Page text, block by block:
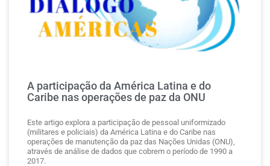
A participação da América Latina e do
Caribe nas operações de paz da ONU
Este artigo explora a participação de pessoal uniformizado
(militares e policiais) da América Latina e do Caribe nas
operações de manutenção da paz das Nações Unidas (ONU),
através de análise de dados que cobrem o período de 1990 a
2017.